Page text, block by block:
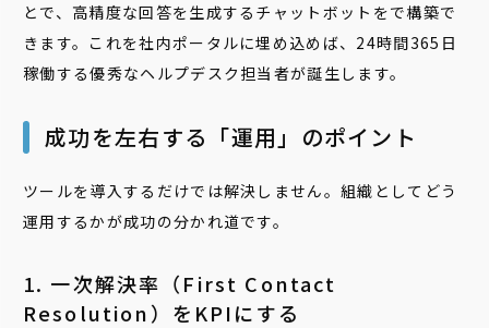
とで、高精度な回答を生成するチャットボットをで構築で
きます。これを社内ポータルに埋め込めば、24時間365日
稼働する優秀なヘルプデスク担当者が誕生します。
成功を左右する「運用」のポイント
ツールを導入するだけでは解決しません。組織としてどう
運用するかが成功の分かれ道です。
1. 一次解決率（First Contact
Resolution）をKPIにする